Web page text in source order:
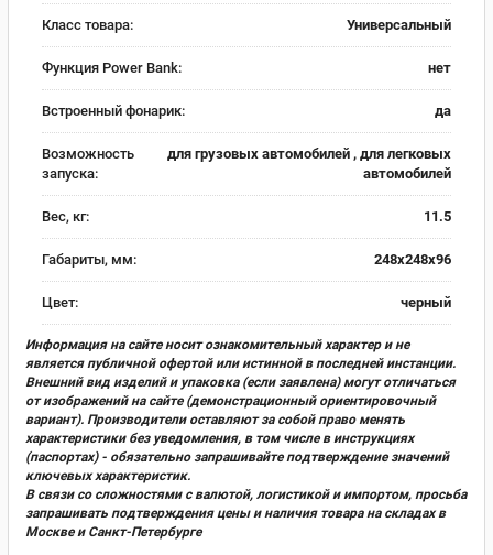
Класс товара: Универсальный
Функция Power Bank: нет
Встроенный фонарик: да
Возможность
запуска:
для грузовых автомобилей , для легковых
автомобилей
Вес, кг: 11.5
Габариты, мм: 248х248х96
Цвет: черный
Информация на сайте носит ознакомительный характер и не
является публичной офертой или истинной в последней инстанции.
Внешний вид изделий и упаковка (если заявлена) могут отличаться
от изображений на сайте (демонстрационный ориентировочный
вариант). Производители оставляют за собой право менять
характеристики без уведомления, в том числе в инструкциях
(паспортах) - обязательно запрашивайте подтверждение значений
ключевых характеристик.
В связи со сложностями с валютой, логистикой и импортом, просьба
запрашивать подтверждения цены и наличия товара на складах в
Москве и Санкт-Петербурге